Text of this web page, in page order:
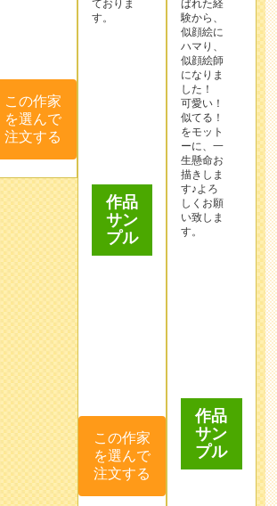
になりま
した！
可愛い！
似てる！
をモット
ーに、一
生懸命お
描きしま
す♪よろ
しくお願
い致しま
す。